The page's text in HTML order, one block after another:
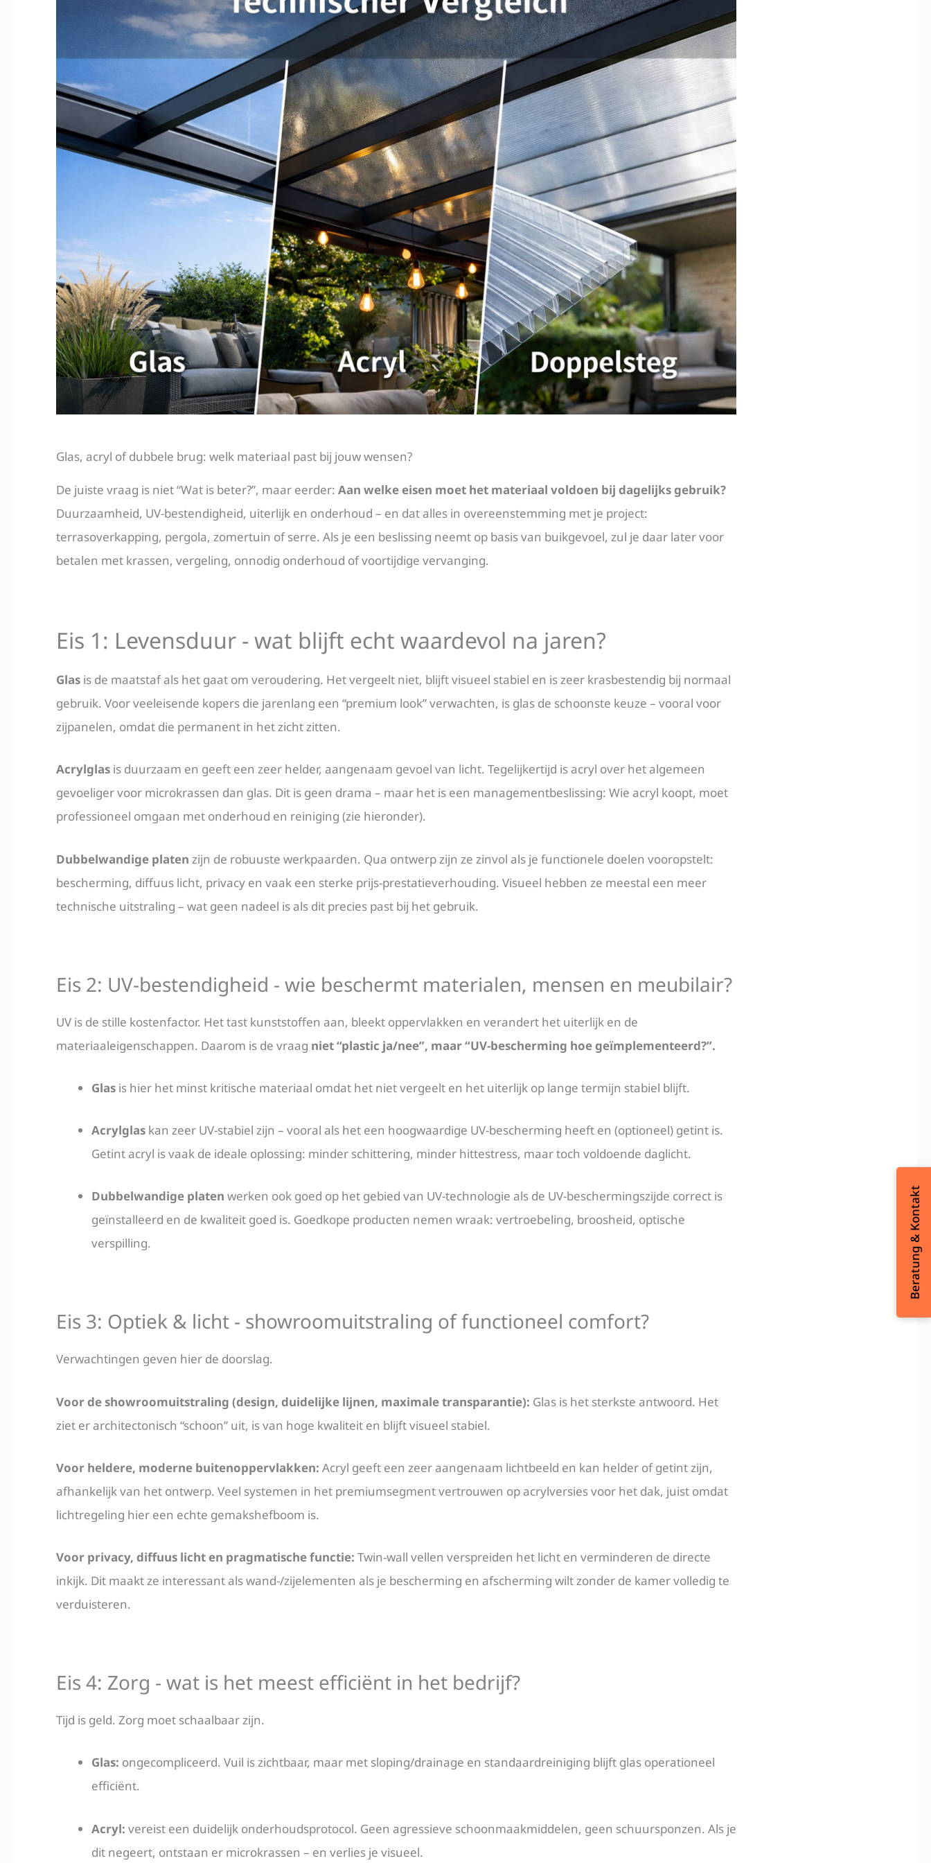
Glas, acryl of dubbele brug: welk materiaal past bij jouw wensen?
De juiste vraag is niet “Wat is beter?”, maar eerder: Aan welke eisen moet het materiaal voldoen bij dagelijks gebruik?
Duurzaamheid, UV-bestendigheid, uiterlijk en onderhoud – en dat alles in overeenstemming met je project:
terrasoverkapping, pergola, zomertuin of serre. Als je een beslissing neemt op basis van buikgevoel, zul je daar later voor
betalen met krassen, vergeling, onnodig onderhoud of voortijdige vervanging.
Eis 1: Levensduur - wat blijft echt waardevol na jaren?
Glas is de maatstaf als het gaat om veroudering. Het vergeelt niet, blijft visueel stabiel en is zeer krasbestendig bij normaal
gebruik. Voor veeleisende kopers die jarenlang een “premium look” verwachten, is glas de schoonste keuze – vooral voor
zijpanelen, omdat die permanent in het zicht zitten.
Acrylglas is duurzaam en geeft een zeer helder, aangenaam gevoel van licht. Tegelijkertijd is acryl over het algemeen
gevoeliger voor microkrassen dan glas. Dit is geen drama – maar het is een managementbeslissing: Wie acryl koopt, moet
professioneel omgaan met onderhoud en reiniging (zie hieronder).
Dubbelwandige platen zijn de robuuste werkpaarden. Qua ontwerp zijn ze zinvol als je functionele doelen vooropstelt:
bescherming, diffuus licht, privacy en vaak een sterke prijs-prestatieverhouding. Visueel hebben ze meestal een meer
technische uitstraling – wat geen nadeel is als dit precies past bij het gebruik.
Eis 2: UV-bestendigheid - wie beschermt materialen, mensen en meubilair?
UV is de stille kostenfactor. Het tast kunststoffen aan, bleekt oppervlakken en verandert het uiterlijk en de
materiaaleigenschappen. Daarom is de vraag niet “plastic ja/nee”, maar “UV-bescherming hoe geïmplementeerd?”.
Glas is hier het minst kritische materiaal omdat het niet vergeelt en het uiterlijk op lange termijn stabiel blijft.
Acrylglas kan zeer UV-stabiel zijn – vooral als het een hoogwaardige UV-bescherming heeft en (optioneel) getint is.
Getint acryl is vaak de ideale oplossing: minder schittering, minder hittestress, maar toch voldoende daglicht.
Dubbelwandige platen werken ook goed op het gebied van UV-technologie als de UV-beschermingszijde correct is
geïnstalleerd en de kwaliteit goed is. Goedkope producten nemen wraak: vertroebeling, broosheid, optische
verspilling.
Eis 3: Optiek & licht - showroomuitstraling of functioneel comfort?
Verwachtingen geven hier de doorslag.
Voor de showroomuitstraling (design, duidelijke lijnen, maximale transparantie): Glas is het sterkste antwoord. Het
ziet er architectonisch “schoon” uit, is van hoge kwaliteit en blijft visueel stabiel.
Voor heldere, moderne buitenoppervlakken: Acryl geeft een zeer aangenaam lichtbeeld en kan helder of getint zijn,
afhankelijk van het ontwerp. Veel systemen in het premiumsegment vertrouwen op acrylversies voor het dak, juist omdat
lichtregeling hier een echte gemakshefboom is.
Voor privacy, diffuus licht en pragmatische functie: Twin-wall vellen verspreiden het licht en verminderen de directe
inkijk. Dit maakt ze interessant als wand-/zijelementen als je bescherming en afscherming wilt zonder de kamer volledig te
verduisteren.
Eis 4: Zorg - wat is het meest efficiënt in het bedrijf?
Tijd is geld. Zorg moet schaalbaar zijn.
Glas: ongecompliceerd. Vuil is zichtbaar, maar met sloping/drainage en standaardreiniging blijft glas operationeel
efficiënt.
Acryl: vereist een duidelijk onderhoudsprotocol. Geen agressieve schoonmaakmiddelen, geen schuursponzen. Als je
dit negeert, ontstaan er microkrassen – en verlies je visueel.
Beratung & Kontakt